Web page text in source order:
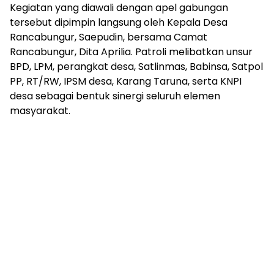
Kegiatan yang diawali dengan apel gabungan
tersebut dipimpin langsung oleh Kepala Desa
Rancabungur, Saepudin, bersama Camat
Rancabungur, Dita Aprilia. Patroli melibatkan unsur
BPD, LPM, perangkat desa, Satlinmas, Babinsa, Satpol
PP, RT/RW, IPSM desa, Karang Taruna, serta KNPI
desa sebagai bentuk sinergi seluruh elemen
masyarakat.